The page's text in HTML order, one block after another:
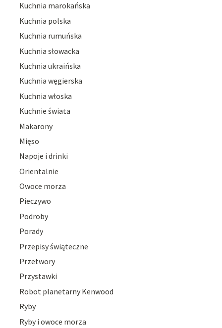
Kuchnia marokańska
Kuchnia polska
Kuchnia rumuńska
Kuchnia słowacka
Kuchnia ukraińska
Kuchnia węgierska
Kuchnia włoska
Kuchnie świata
Makarony
Mięso
Napoje i drinki
Orientalnie
Owoce morza
Pieczywo
Podroby
Porady
Przepisy świąteczne
Przetwory
Przystawki
Robot planetarny Kenwood
Ryby
Ryby i owoce morza